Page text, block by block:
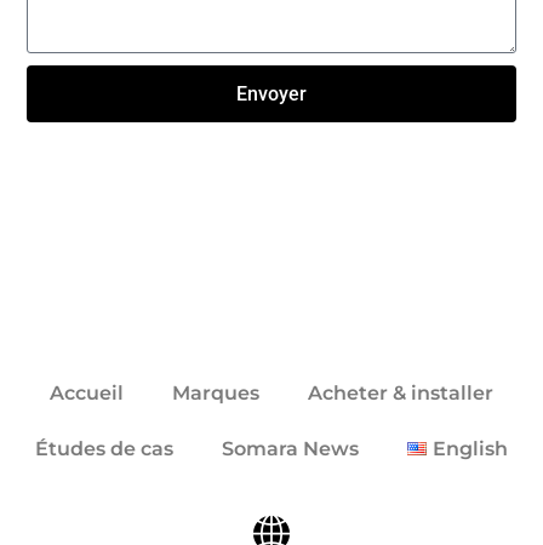
Envoyer
Accueil Marques Acheter & installer
Études de cas Somara News English